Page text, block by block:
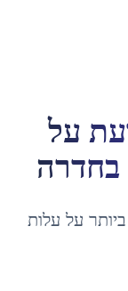
על
בחדרה
על עלות